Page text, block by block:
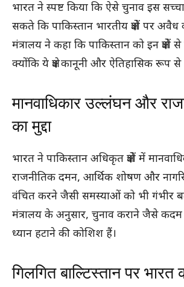
भारत ने स्पष्ट किया कि ऐसे चुनाव इस
सकते कि पाकिस्तान भारतीय क्षेत्रों पर
मंत्रालय ने कहा कि पाकिस्तान को इन क्षेत्रों
क्योंकि ये क्षेत्र कानूनी और ऐतिहासिक रूप
मानवाधिकार उल्लंघन और
का मुद्दा
भारत ने पाकिस्तान अधिकृत क्षेत्रों में
राजनीतिक दमन, आर्थिक शोषण और
वंचित करने जैसी समस्याओं को भी गंभीर
मंत्रालय के अनुसार, चुनाव कराने जैसे कदम
ध्यान हटाने की कोशिश हैं।
गिलगित बाल्टिस्तान पर